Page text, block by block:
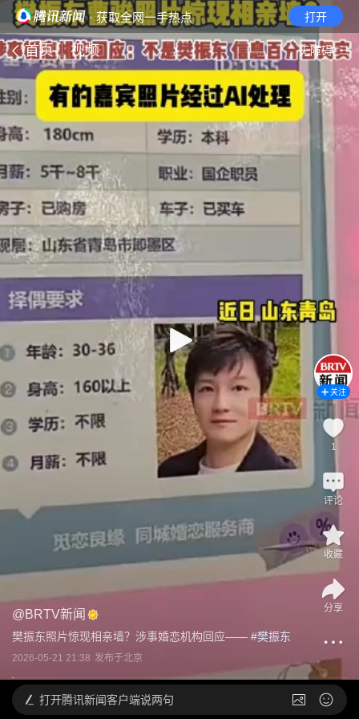
· 获取全网一手热点 打开
首页 视频 无障碍
@BRTV新闻
樊振东照片惊现相亲墙？涉事婚恋机构回应—— #樊振东
2026-05-21 21:38 发布于北京
关注
1
评论
收藏
分享
打开腾讯新闻客户端说两句